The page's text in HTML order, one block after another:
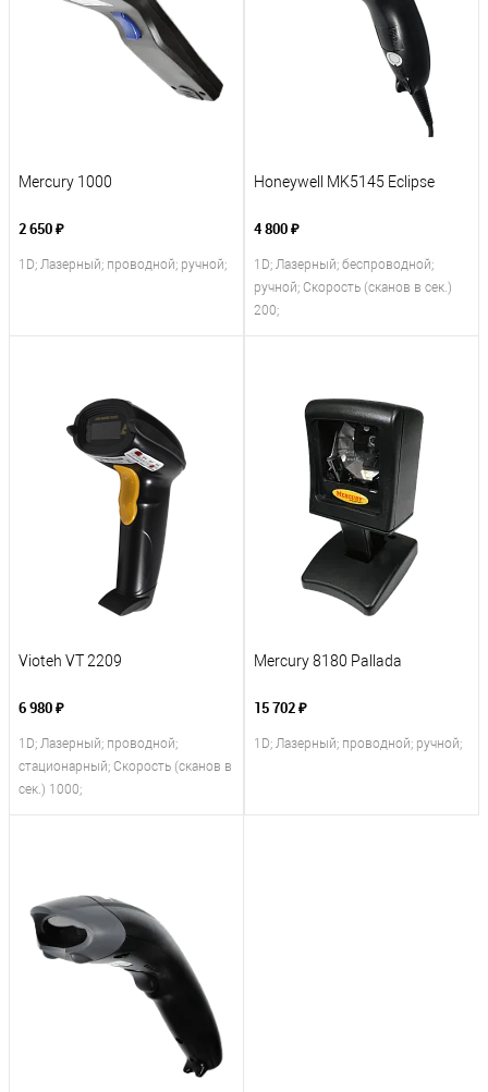
Mercury 1000
2 650 ₽
1D; Лазерный; проводной; ручной;
Honeywell MK5145 Eclipse
4 800 ₽
1D; Лазерный; беспроводной;
ручной; Скорость (сканов в сек.)
200;
Vioteh VT 2209
6 980 ₽
1D; Лазерный; проводной;
стационарный; Скорость (сканов в
сек.) 1000;
Mercury 8180 Pallada
15 702 ₽
1D; Лазерный; проводной; ручной;